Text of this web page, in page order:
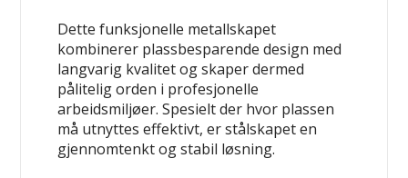
Dette funksjonelle metallskapet
kombinerer plassbesparende design med
langvarig kvalitet og skaper dermed
pålitelig orden i profesjonelle
arbeidsmiljøer. Spesielt der hvor plassen
må utnyttes effektivt, er stålskapet en
gjennomtenkt og stabil løsning.